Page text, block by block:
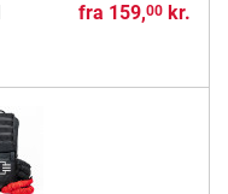
fra 159,00kr.